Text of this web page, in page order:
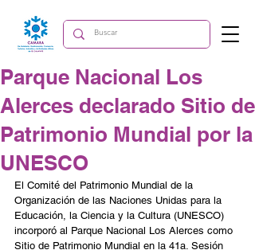
Parque Nacional Los
Alerces declarado Sitio de
Patrimonio Mundial por la
UNESCO
El Comité del Patrimonio Mundial de la
Organización de las Naciones Unidas para la
Educación, la Ciencia y la Cultura (UNESCO)
incorporó al Parque Nacional Los Alerces como
Sitio de Patrimonio Mundial en la 41a. Sesión